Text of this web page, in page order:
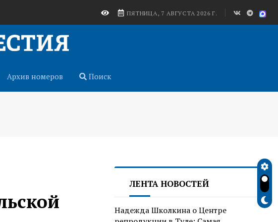
ПЯТНИЦА, 7 АВГУСТА 2026 Г.
Архив номеров Поиск
ЛЕНТА НОВОСТЕЙ
Надежда Школкина о Центре